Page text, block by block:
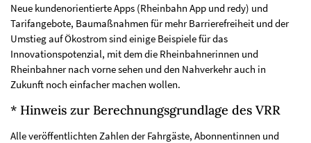
Neue kundenorientierte Apps (Rheinbahn App und redy) und
Tarifangebote, Baumaßnahmen für mehr Barrierefreiheit und der
Umstieg auf Ökostrom sind einige Beispiele für das
Innovationspotenzial, mit dem die Rheinbahnerinnen und
Rheinbahner nach vorne sehen und den Nahverkehr auch in
Zukunft noch einfacher machen wollen.
* Hinweis zur Berechnungsgrundlage des VRR
Alle veröffentlichten Zahlen der Fahrgäste, Abonnentinnen und